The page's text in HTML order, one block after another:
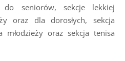
do seniorów, sekcje lekkiej
oraz dla dorosłych, sekcja
młodzieży oraz sekcja tenisa